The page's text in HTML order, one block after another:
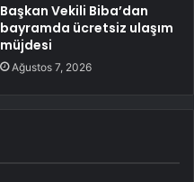
Başkan Vekili Biba’dan
bayramda ücretsiz ulaşım
müjdesi
Ağustos 7, 2026